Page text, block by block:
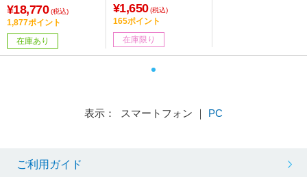
KX850FC ［ワイヤレ
ス /Bluetooth・USB］
¥18,770 (税込)
1,877ポイント
在庫あり
¥1,650 (税込)
165ポイント
在庫限り
表示： スマートフォン ｜ PC
ご利用ガイド